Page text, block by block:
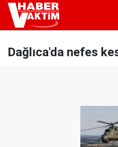
Dağlıca'da nefes